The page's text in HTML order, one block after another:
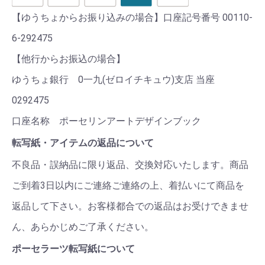
【ゆうちょからお振り込みの場合】口座記号番号 00110-
6-292475
【他行からお振込の場合】
ゆうちょ銀行 0一九(ゼロイチキュウ)支店 当座
0292475
口座名称 ポーセリンアートデザインブック
転写紙・アイテムの返品について
不良品・誤納品に限り返品、交換対応いたします。商品
ご到着3日以内にご連絡ご連絡の上、着払いにて商品を
返品して下さい。お客様都合での返品はお受けできませ
ん、あらかじめご了承ください。
ポーセラーツ転写紙について